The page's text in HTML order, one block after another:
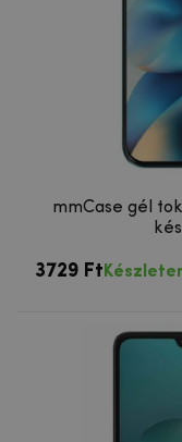
mmCase gél
3729 Ft